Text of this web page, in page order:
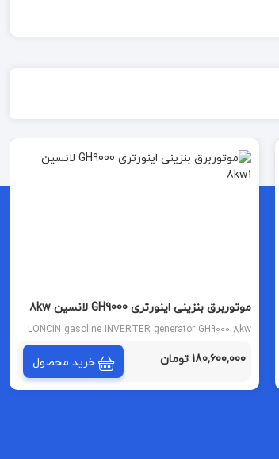
موتوربرق بنزینی اینورتری GH9000 لانسین 8kw
LONCIN gasoline INVERTER generator GH9000 8kw
180,600,000 تومان خرید محصول